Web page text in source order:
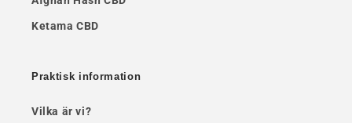
Ketama CBD
Praktisk information
Vilka är vi?